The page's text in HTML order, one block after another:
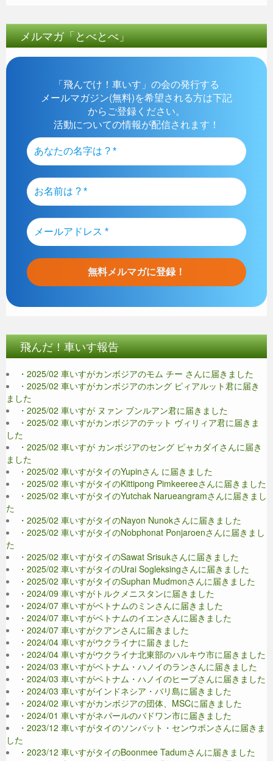
メルマガ「とべとべ」
「飛んでけ！車いす」の会の発行する
メールマガジン(無料)を希望される方は下記
からご登録ください。
活動についての情報が配信されます！
飛んだ！車いす報告
・2025/02 車いすがカンボジアのモム チー さんに届きました
・2025/02 車いすがカンボジアのホング ピィアルット君に届き
ました
・2025/02 車いすが ヌァン ブンルアン君に届きました
・2025/02 車いすがカンボジアのテット ヴィリィア君に届きま
した
・2025/02 車いすが カンボジアのセング ピャカダイさんに届き
ました
・2025/02 車いすがタイのYupinさん に届きました
・2025/02 車いすがタイのKittipong Pimkeereeさんに届きました
・2025/02 車いすがタイのYutchak Narueangramさんに届きまし
た
・2025/02 車いすがタイのNayon Nunokさんに届きました
・2025/02 車いすがタイのNobphonat Ponjaroenさんに届きまし
た
・2025/02 車いすがタイのSawat Srisukさんに届きました
・2025/02 車いすがタイのUrai Sogleksingさんに届きました
・2025/02 車いすがタイのSuphan Mudmonさんに届きました
・2024/09 車いすがトルクメニスタンに届きました
・2024/07 車いすがベトナムのミンさんに届きました
・2024/07 車いすがベトナムのイエンさんに届きました
・2024/07 車いすがクアンさんに届きました
・2024/04 車いすがウクライナに届きました
・2024/04 車いすがウクライナ北東部のハルキウ市に届きました
・2024/03 車いすがベトナム・ハノイのランさんに届きました
・2024/03 車いすがベトナム・ハノイのヒープさんに届きました
・2024/03 車いすがインドネシア・バリ島に届きました
・2024/02 車いすがカンボジアの団体、MSCに届きました
・2024/01 車いすがネパールのバドワン市に届きました
・2023/12 車いすがタイのソンバット・センウボンさんに届きま
した
・2023/12 車いすがタイのBoonmee Tadumさんに届きました